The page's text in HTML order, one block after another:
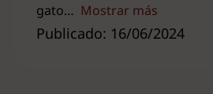
Publicado: 16/06/2024
gato
Mostrar más